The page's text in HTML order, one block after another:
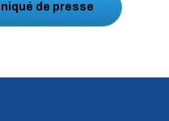
de presse